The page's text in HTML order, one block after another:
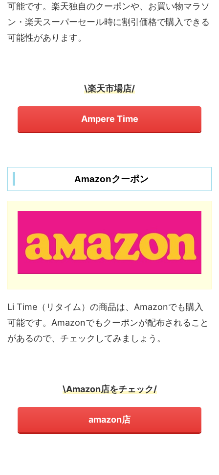
可能です。楽天独自のクーポンや、お買い物マラソ
ン・楽天スーパーセール時に割引価格で購入できる
可能性があります。
\楽天市場店/
Ampere Time
Amazonクーポン
Li Time（リタイム）の商品は、Amazonでも購入
可能です。Amazonでもクーポンが配布されること
があるので、チェックしてみましょう。
\Amazon店をチェック/
amazon店